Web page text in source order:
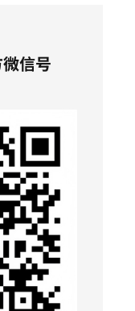
信号